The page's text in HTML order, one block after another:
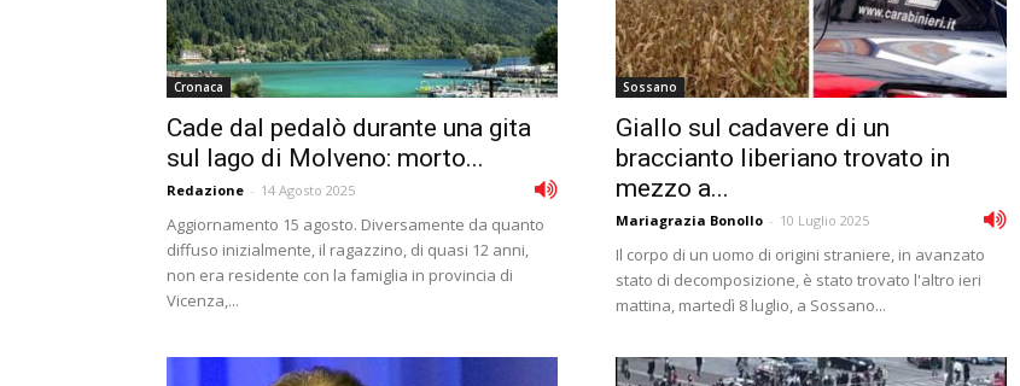
Cronaca
Cade dal pedalò durante una gita
sul lago di Molveno: morto...
Redazione - 14 Agosto 2025
Aggiornamento 15 agosto. Diversamente da quanto
diffuso inizialmente, il ragazzino, di quasi 12 anni,
non era residente con la famiglia in provincia di
Vicenza,...
Sossano
Giallo sul cadavere di un
braccianto liberiano trovato in
mezzo a...
Mariagrazia Bonollo - 10 Luglio 2025
Il corpo di un uomo di origini straniere, in avanzato
stato di decomposizione, è stato trovato l'altro ieri
mattina, martedì 8 luglio, a Sossano...